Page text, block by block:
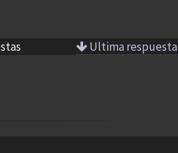
Ultima respuesta